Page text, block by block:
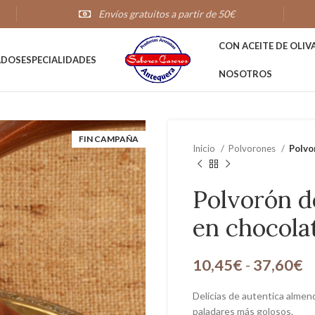
ESPECIALIDADES
CON ACEITE DE
NOSOTROS
FIN CAMPAÑA
Inicio Polvorones
Polvorón
en
10,45€ - 37,60€
Delicias de autentica
paladares más golosos.
Envíos gratuitos a partir de 50€